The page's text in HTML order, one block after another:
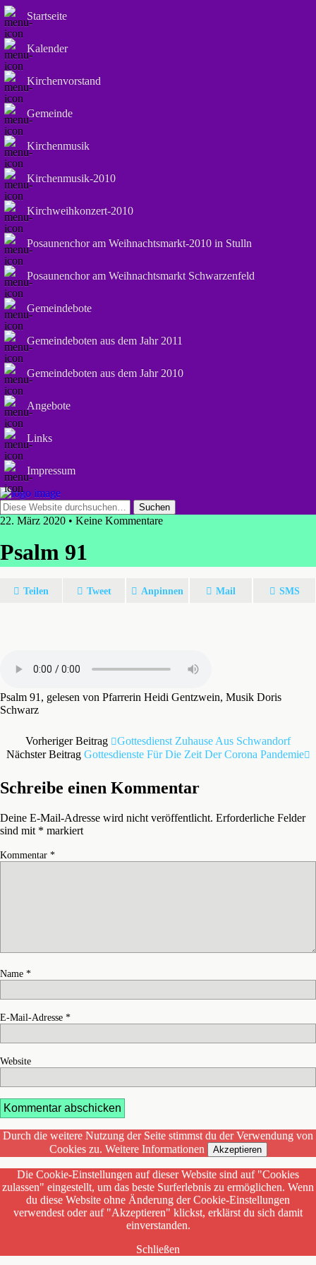
Startseite
Kalender
Kirchenvorstand
Gemeinde
Kirchenmusik
Kirchenmusik-2010
Kirchweihkonzert-2010
Posaunenchor am Weihnachtsmarkt-2010 in Stulln
Posaunenchor am Weihnachtsmarkt Schwarzenfeld
Gemeindebote
Gemeindeboten aus dem Jahr 2011
Gemeindeboten aus dem Jahr 2010
Angebote
Links
Impressum
22. März 2020 • Keine Kommentare
Psalm 91
Teilen Tweet Anpinnen Mail SMS
Psalm 91, gelesen von Pfarrerin Heidi Gentzwein, Musik Doris
Schwarz
Vorheriger Beitrag
Gottesdienst Zuhause Aus Schwandorf
Nächster Beitrag Gottesdienste Für Die Zeit Der Corona Pandemie
Schreibe einen Kommentar
Deine E-Mail-Adresse wird nicht veröffentlicht. Erforderliche Felder
sind mit * markiert
Kommentar *
Name *
E-Mail-Adresse *
Website
Durch die weitere Nutzung der Seite stimmst du der Verwendung von
Cookies zu. Weitere Informationen Akzeptieren
Die Cookie-Einstellungen auf dieser Website sind auf "Cookies
zulassen" eingestellt, um das beste Surferlebnis zu ermöglichen. Wenn
du diese Website ohne Änderung der Cookie-Einstellungen
verwendest oder auf "Akzeptieren" klickst, erklärst du sich damit
einverstanden.
Schließen